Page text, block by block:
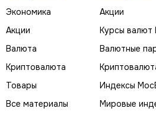
Экономика
Акции
Валюта
Криптовалюта
Товары
Все материалы
Акции
Курсы валют
Валютные
Индексы
Мировые